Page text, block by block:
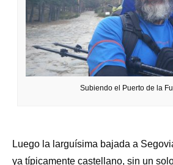
Subiendo el Puerto de la
Luego la larguísima bajada a
ya típicamente castellano, sin un